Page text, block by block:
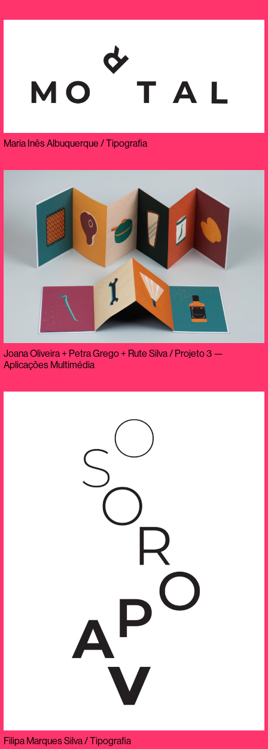
Maria Inês Albuquerque / Tipografia
Joana Oliveira + Petra Grego + Rute Silva / Projeto 3 —
Aplicações Multimédia
Filipa Marques Silva / Tipografia